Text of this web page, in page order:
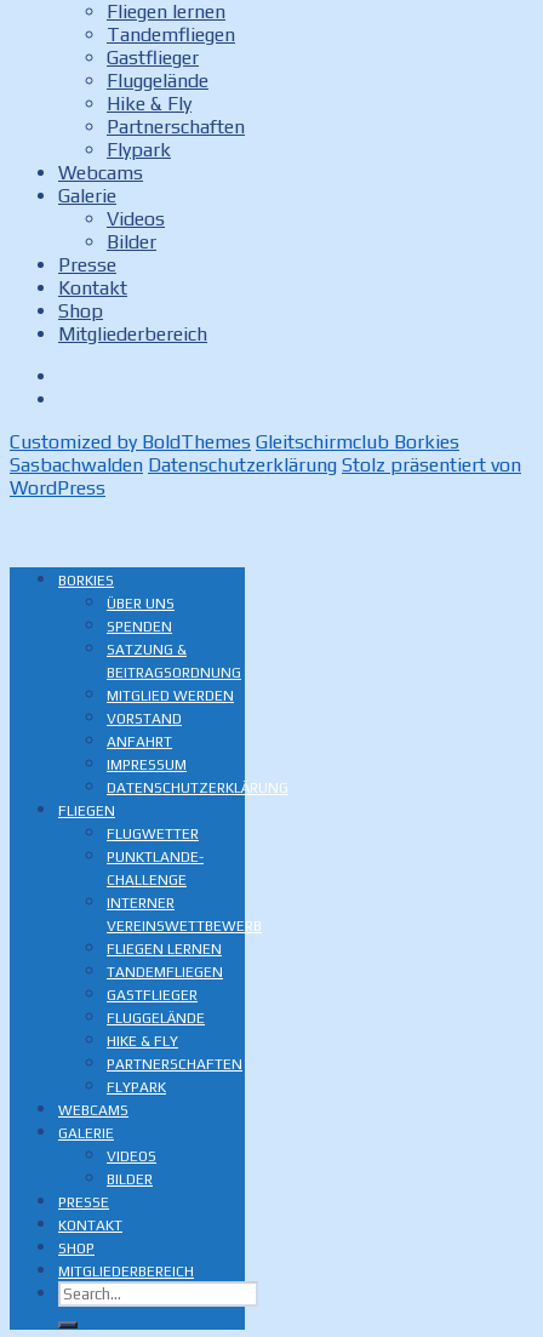
Fliegen lernen
Tandemfliegen
Gastflieger
Fluggelände
Hike & Fly
Partnerschaften
Flypark
Webcams
Galerie
Videos
Bilder
Presse
Kontakt
Shop
Mitgliederbereich
Customized by BoldThemes Gleitschirmclub Borkies
Sasbachwalden Datenschutzerklärung Stolz präsentiert von
WordPress
BORKIES
ÜBER UNS
SPENDEN
SATZUNG &
BEITRAGSORDNUNG
MITGLIED WERDEN
VORSTAND
ANFAHRT
IMPRESSUM
DATENSCHUTZERKLÄRUNG
FLIEGEN
FLUGWETTER
PUNKTLANDE-
CHALLENGE
INTERNER
VEREINSWETTBEWERB
FLIEGEN LERNEN
TANDEMFLIEGEN
GASTFLIEGER
FLUGGELÄNDE
HIKE & FLY
PARTNERSCHAFTEN
FLYPARK
WEBCAMS
GALERIE
VIDEOS
BILDER
PRESSE
KONTAKT
SHOP
MITGLIEDERBEREICH
Search